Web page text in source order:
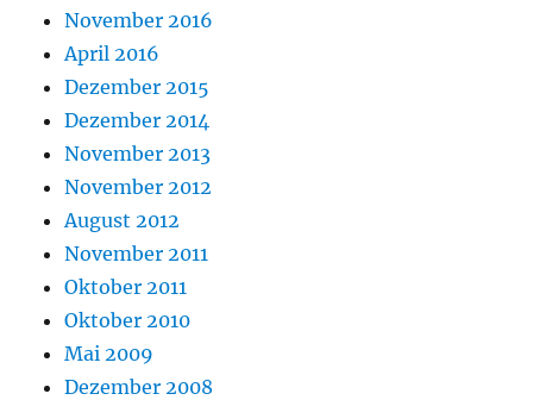
November 2016
April 2016
Dezember 2015
Dezember 2014
November 2013
November 2012
August 2012
November 2011
Oktober 2011
Oktober 2010
Mai 2009
Dezember 2008